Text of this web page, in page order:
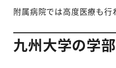
附属病院では高度医療も行
九州大学の学